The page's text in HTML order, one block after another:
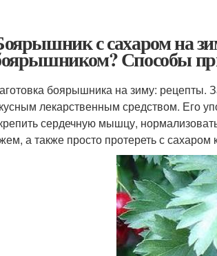
с сахаром на
Способы
боярышника на зиму: рецепты.
лекарственным средством. Его
сердечную мышцу,
а также просто протереть с сахаром